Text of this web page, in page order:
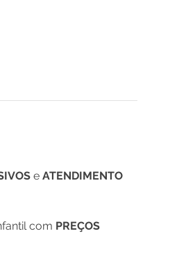
e ATENDIMENTO
com PREÇOS